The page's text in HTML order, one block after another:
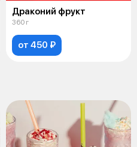
Драконий фрукт
360 г
от 450 ₽